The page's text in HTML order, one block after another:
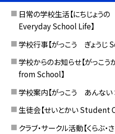
日常の学校生活【にちじょう
Everyday School Life】
学校行事【がっこう ぎょうじ
学校からのお知らせ【がっこ
from School】
学校案内【がっこう あんな
生徒会【せいとかい Student
クラブ・サークル活動【くら